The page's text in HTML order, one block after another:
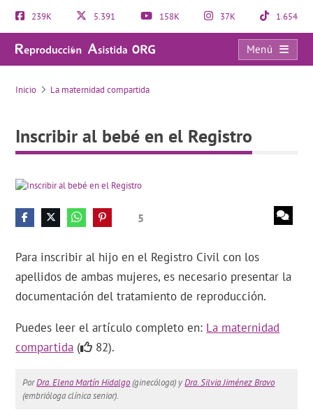
239K 5.391 158K 37K 1.654
Menú
Inscribir al bebé en el Registro
Inicio La maternidad compartida
Inscribir al bebé en el Registro
5
Para inscribir al hijo en el Registro Civil con los
apellidos de ambas mujeres, es necesario presentar la
documentación del tratamiento de reproducción.
Puedes leer el artículo completo en: La maternidad
compartida ( 82).
PorDra. Elena Martín Hidalgo(ginecóloga) yDra. Silvia Jiménez Bravo
(embrióloga clínica senior).